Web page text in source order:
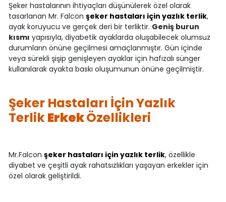
Şeker hastalarının ihtiyaçları düşünülerek özel olarak
tasarlanan Mr. Falcon şeker hastaları için yazlık terlik,
ayak koruyucu ve gerçek deri bir terliktir. Geniş burun
kısmı yapısıyla, diyabetik ayaklarda oluşabilecek olumsuz
durumların önüne geçilmesi amaçlanmıştır. Gün içinde
veya sürekli şişip genişleyen ayaklar için hafızalı sünger
kullanılarak ayakta baskı oluşumunun önüne geçilmiştir.
Şeker Hastaları İçin Yazlık
TerlikErkekÖzellikleri
Mr.Falcon şeker hastaları için yazlık terlik, özellikle
diyabet ve çeşitli ayak rahatsızlıkları yaşayan erkekler için
özel olarak geliştirildi.